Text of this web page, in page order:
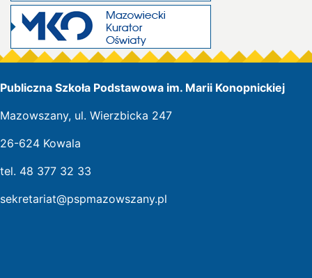
Publiczna Szkoła Podstawowa im. Marii Konopnickiej
Mazowszany, ul. Wierzbicka 247
26-624 Kowala
tel. 48 377 32 33
sekretariat@pspmazowszany.pl